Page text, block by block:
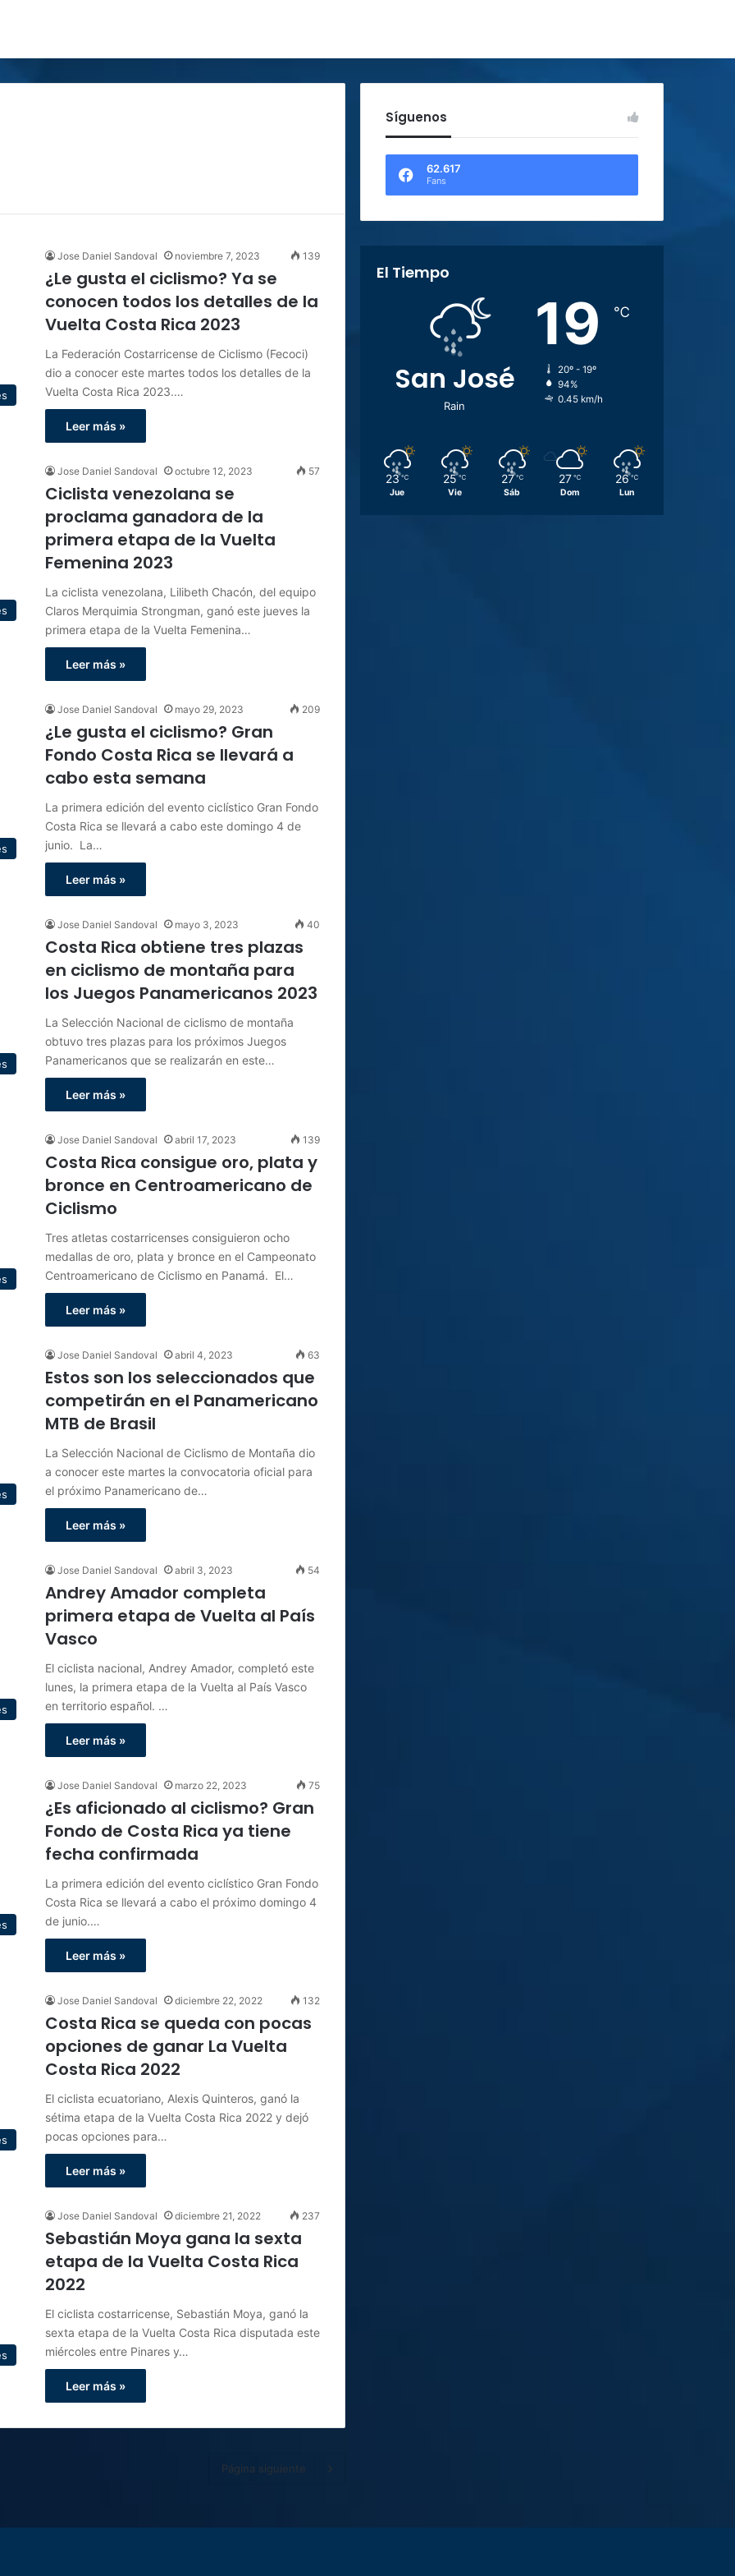
Jose Daniel Sandoval noviembre 7, 2023 139
¿Le gusta el ciclismo? Ya se
conocen todos los detalles de la
Vuelta Costa Rica 2023
La Federación Costarricense de Ciclismo (Fecoci)
dio a conocer este martes todos los detalles de la
Vuelta Costa Rica 2023.…
Leer más »
Jose Daniel Sandoval octubre 12, 2023 57
Ciclista venezolana se
proclama ganadora de la
primera etapa de la Vuelta
Femenina 2023
La ciclista venezolana, Lilibeth Chacón, del equipo
Claros Merquimia Strongman, ganó este jueves la
primera etapa de la Vuelta Femenina…
Leer más »
Jose Daniel Sandoval mayo 29, 2023 209
¿Le gusta el ciclismo? Gran
Fondo Costa Rica se llevará a
cabo esta semana
La primera edición del evento ciclístico Gran Fondo
Costa Rica se llevará a cabo este domingo 4 de
junio. La…
Leer más »
Jose Daniel Sandoval mayo 3, 2023 40
Costa Rica obtiene tres plazas
en ciclismo de montaña para
los Juegos Panamericanos 2023
La Selección Nacional de ciclismo de montaña
obtuvo tres plazas para los próximos Juegos
Panamericanos que se realizarán en este…
Leer más »
Jose Daniel Sandoval abril 17, 2023 139
Costa Rica consigue oro, plata y
bronce en Centroamericano de
Ciclismo
Tres atletas costarricenses consiguieron ocho
medallas de oro, plata y bronce en el Campeonato
Centroamericano de Ciclismo en Panamá. El…
Leer más »
Jose Daniel Sandoval abril 4, 2023 63
Estos son los seleccionados que
competirán en el Panamericano
MTB de Brasil
La Selección Nacional de Ciclismo de Montaña dio
a conocer este martes la convocatoria oficial para
el próximo Panamericano de…
Leer más »
Jose Daniel Sandoval abril 3, 2023 54
Andrey Amador completa
primera etapa de Vuelta al País
Vasco
El ciclista nacional, Andrey Amador, completó este
lunes, la primera etapa de la Vuelta al País Vasco
en territorio español. …
Leer más »
Jose Daniel Sandoval marzo 22, 2023 75
¿Es aficionado al ciclismo? Gran
Fondo de Costa Rica ya tiene
fecha confirmada
La primera edición del evento ciclístico Gran Fondo
Costa Rica se llevará a cabo el próximo domingo 4
de junio.…
Leer más »
Jose Daniel Sandoval diciembre 22, 2022 132
Costa Rica se queda con pocas
opciones de ganar La Vuelta
Costa Rica 2022
El ciclista ecuatoriano, Alexis Quinteros, ganó la
sétima etapa de la Vuelta Costa Rica 2022 y dejó
pocas opciones para…
Leer más »
Jose Daniel Sandoval diciembre 21, 2022 237
Sebastián Moya gana la sexta
etapa de la Vuelta Costa Rica
2022
El ciclista costarricense, Sebastián Moya, ganó la
sexta etapa de la Vuelta Costa Rica disputada este
miércoles entre Pinares y…
Leer más »
Página siguiente
Síguenos
62.617
Fans
El Tiempo
San José
Rain
19 ℃
20º - 19º
94%
0.45 km/h
23 ℃
Jue
25 ℃
Vie
27 ℃
Sáb
27 ℃
Dom
26 ℃
Lun